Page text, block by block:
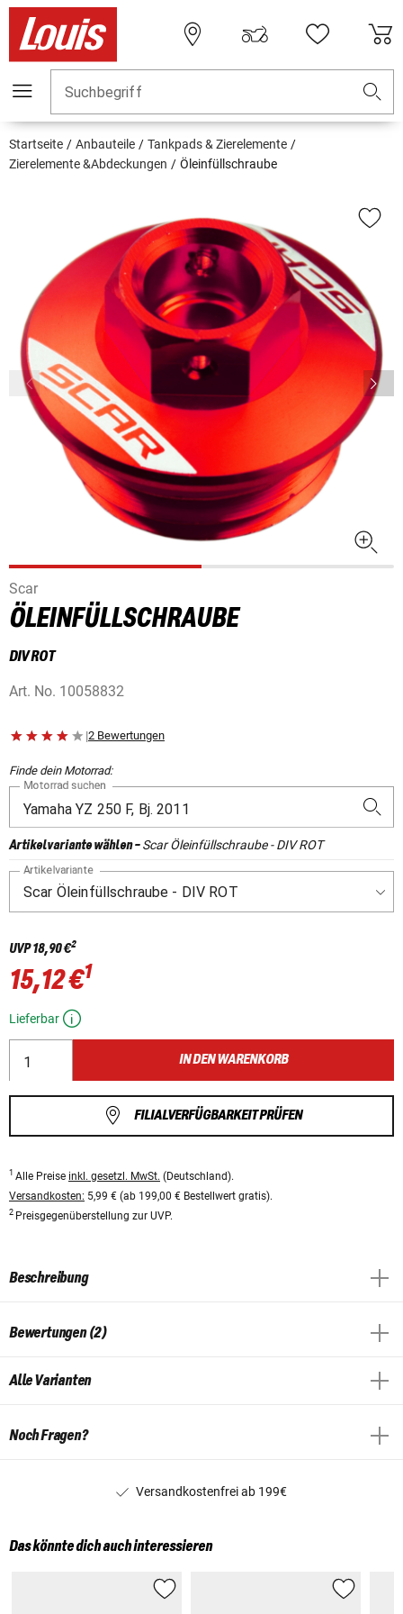
Suchbegriff
Startseite Anbauteile
Tankpads & Zierelemente
Zierelemente &Abdeckungen
Öleinfüllschraube
Scar
ÖLEINFÜLLSCHRAUBE
DIV ROT
Art. No. 10058832
|2 Bewertungen
Finde dein Motorrad:
Motorrad suchen
Artikelvariante wählen-Scar Öleinfüllschraube - DIV ROT
Artikelvariante
UVP18,90 €2
15,12 €1
Lieferbar
IN DEN WARENKORB
FILIALVERFÜGBARKEIT PRÜFEN
1 Alle Preise inkl. gesetzl. MwSt. (Deutschland).
Versandkosten: 5,99 € (ab 199,00 € Bestellwert gratis).
2 Preisgegenüberstellung zur UVP.
Beschreibung
Bewertungen (2)
Alle Varianten
Noch Fragen?
Versandkostenfrei ab 199€
Das könnte dich auch interessieren